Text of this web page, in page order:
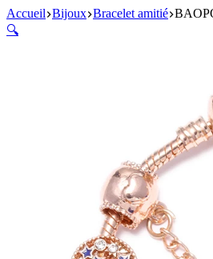
Accueil Bijoux Bracelet amitié
🔍